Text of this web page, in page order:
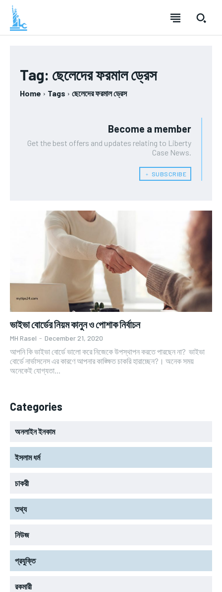
Tag: ছেলেদের ফরমাল ড্রেস
Home Tags ছেলেদের ফরমাল ড্রেস
Become a member
Get the best offers and updates relating to Liberty
Case News.
﹢ SUBSCRIBE
ভাইভা বোর্ডের নিয়ম কানুন ও পোশাক নির্বাচন
MH Rasel - December 21, 2020
আপনি কি ভাইভা বোর্ডে ভালো করে নিজেকে উপস্থাপন করতে পারছেন না? ভাইভা
বোর্ডে নার্ভাসনেস এর কারণে আপনার কাঙ্ক্ষিত চাকরি হারাচ্ছেন?। অনেক সময়
অনেকেই যোগ্যতা...
Categories
অনলাইন ইনকাম
ইসলাম ধর্ম
চাকরী
তথ্য
নিউজ
প্রযুক্তি
রকমারী